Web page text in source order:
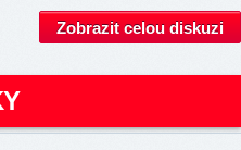
Zobrazit celou diskuzi